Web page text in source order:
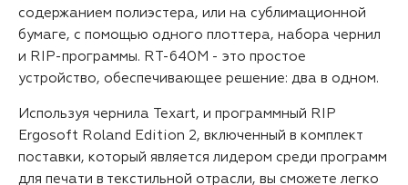
содержанием полиэстера, или на сублимационной
бумаге, с помощью одного плоттера, набора чернил
и RIP-программы. RT-640M - это простое
устройство, обеспечивающее решение: два в одном.
Используя чернила Texart, и программный RIP
Ergosoft Roland Edition 2, включенный в комплект
поставки, который является лидером среди программ
для печати в текстильной отрасли, вы сможете легко